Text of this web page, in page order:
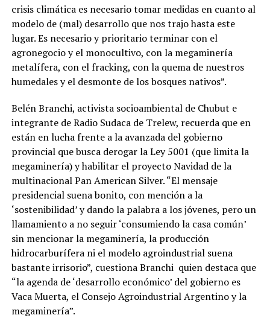
crisis climática es necesario tomar medidas en cuanto al
modelo de (mal) desarrollo que nos trajo hasta este
lugar. Es necesario y prioritario terminar con el
agronegocio y el monocultivo, con la megaminería
metalífera, con el fracking, con la quema de nuestros
humedales y el desmonte de los bosques nativos”.
Belén Branchi, activista socioambiental de Chubut e
integrante de Radio Sudaca de Trelew, recuerda que en
están en lucha frente a la avanzada del gobierno
provincial que busca derogar la Ley 5001 (que limita la
megaminería) y habilitar el proyecto Navidad de la
multinacional Pan American Silver. “El mensaje
presidencial suena bonito, con mención a la
‘sostenibilidad’ y dando la palabra a los jóvenes, pero un
llamamiento a no seguir ‘consumiendo la casa común’
sin mencionar la megaminería, la producción
hidrocarburífera ni el modelo agroindustrial suena
bastante irrisorio”, cuestiona Branchi quien destaca que
“la agenda de ‘desarrollo económico’ del gobierno es
Vaca Muerta, el Consejo Agroindustrial Argentino y la
megaminería”.